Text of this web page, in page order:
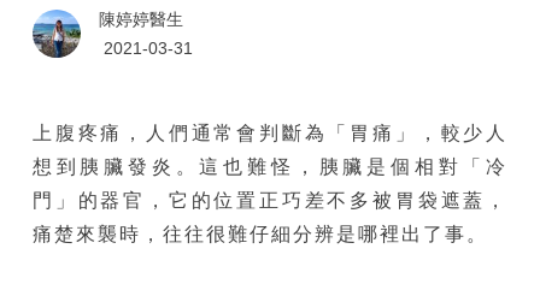
陳婷婷醫生
2021-03-31
上腹疼痛，人們通常會判斷為「胃痛」，較少人
想到胰臟發炎。這也難怪，胰臟是個相對「冷
門」的器官，它的位置正巧差不多被胃袋遮蓋，
痛楚來襲時，往往很難仔細分辨是哪裡出了事。